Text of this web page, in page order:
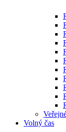
Volný čas